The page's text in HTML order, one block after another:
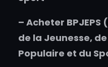
– Acheter
de la Jeunesse,
Populaire et du